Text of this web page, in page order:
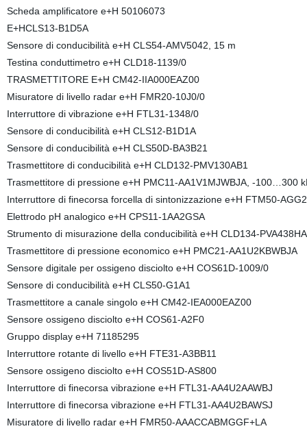
Scheda amplificatore e+H 50106073
E+HCLS13-B1D5A
Sensore di conducibilità e+H CLS54-AMV5042, 15 m
Testina conduttimetro e+H CLD18-1139/0
TRASMETTITORE E+H CM42-IIA000EAZ00
Misuratore di livello radar e+H FMR20-10J0/0
Interruttore di vibrazione e+H FTL31-1348/0
Sensore di conducibilità e+H CLS12-B1D1A
Sensore di conducibilità e+H CLS50D-BA3B21
Trasmettitore di conducibilità e+H CLD132-PMV130AB1
Trasmettitore di pressione e+H PMC11-AA1V1MJWBJA, -100…300
Interruttore di finecorsa forcella di sintonizzazione e+H FTM50-
Elettrodo pH analogico e+H CPS11-1AA2GSA
Strumento di misurazione della conducibilità e+H CLD134-
Trasmettitore di pressione economico e+H PMC21-AA1U2KBWBJA
Sensore digitale per ossigeno disciolto e+H COS61D-1009/0
Sensore di conducibilità e+H CLS50-G1A1
Trasmettitore a canale singolo e+H CM42-IEA000EAZ00
Sensore ossigeno disciolto e+H COS61-A2F0
Gruppo display e+H 71185295
Interruttore rotante di livello e+H FTE31-A3BB11
Sensore ossigeno disciolto e+H COS51D-AS800
Interruttore di finecorsa vibrazione e+H FTL31-AA4U2AAWBJ
Interruttore di finecorsa vibrazione e+H FTL31-AA4U2BAWSJ
Misuratore di livello radar e+H FMR50-AAACCABMGGF+LA